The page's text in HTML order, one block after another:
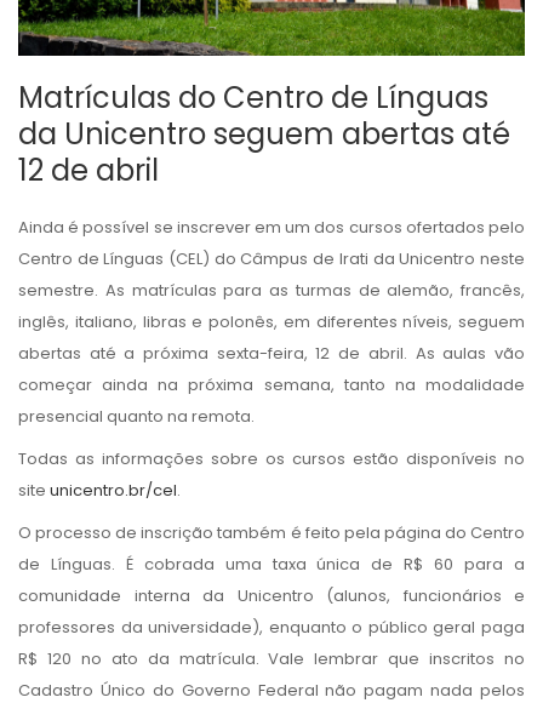
Matrículas do Centro de Línguas
da Unicentro seguem abertas até
12 de abril
Ainda é possível se inscrever em um dos cursos ofertados pelo
Centro de Línguas (CEL) do Câmpus de Irati da Unicentro neste
semestre. As matrículas para as turmas de alemão, francês,
inglês, italiano, libras e polonês, em diferentes níveis, seguem
abertas até a próxima sexta-feira, 12 de abril. As aulas vão
começar ainda na próxima semana, tanto na modalidade
presencial quanto na remota.
Todas as informações sobre os cursos estão disponíveis no
site unicentro.br/cel.
O processo de inscrição também é feito pela página do Centro
de Línguas. É cobrada uma taxa única de R$ 60 para a
comunidade interna da Unicentro (alunos, funcionários e
professores da universidade), enquanto o público geral paga
R$ 120 no ato da matrícula. Vale lembrar que inscritos no
Cadastro Único do Governo Federal não pagam nada pelos